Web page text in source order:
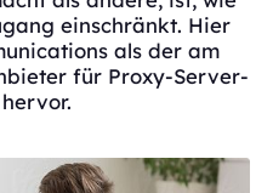
einschränkt. Hier
als der am
für Proxy-Server-